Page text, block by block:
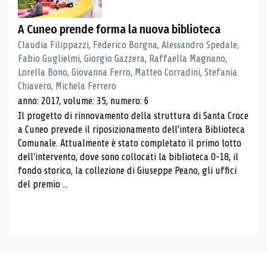
A Cuneo prende forma la nuova biblioteca
Claudia Filippazzi, Federico Borgna, Alessandro Spedale,
Fabio Guglielmi, Giorgio Gazzera, Raffaella Magnano,
Lorella Bono, Giovanna Ferro, Matteo Corradini, Stefania
Chiavero, Michela Ferrero
anno: 2017, volume: 35, numero: 6
Il progetto di rinnovamento della struttura di Santa Croce
a Cuneo prevede il riposizionamento dell'intera Biblioteca
Comunale. Attualmente è stato completato il primo lotto
dell'intervento, dove sono collocati la biblioteca 0-18, il
fondo storico, la collezione di Giuseppe Peano, gli uffici
del premio ...